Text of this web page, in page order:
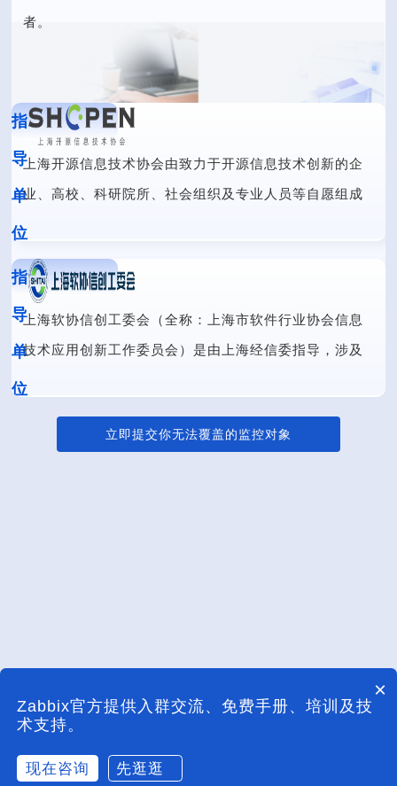
者。
指
导
单
位
上海开源信息技术协会由致力于开源信息技术创新的企
业、高校、科研院所、社会组织及专业人员等自愿组成
业创新资源，开展开源信息技术创新和应用研究，立足
上海，服务全国，推动中国开源信息技术事业发展。
作为此次活动的指导单位之一，上海开源信息技术协会
展和创新。同时就与此项活动相关的开源政策等法律法
指
导
单
位
上海软协信创工委会（全称：上海市软件行业协会信息
技术应用创新工作委员会）是由上海经信委指导，涉及
会干事长，积极推进上海信创公共服务平台的运作，推
立即提交你无法覆盖的监控对象
×
Zabbix官方提供入群交流、免费手册、培训及技
术支持。
现在咨询 先逛逛